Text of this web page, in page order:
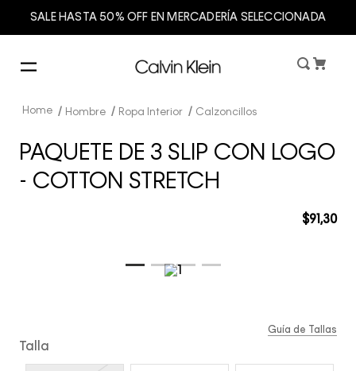
SALE HASTA 50% OFF EN MERCADERÍA SELECCIONADA
Hombre Ropa Interior Calzoncillos
PAQUETE DE 3 SLIP CON LOGO
- COTTON STRETCH
$91 ,30
Talla
Guía de Tallas